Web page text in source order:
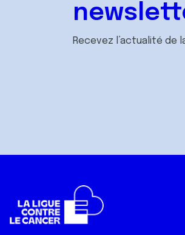
Recevez l’actualité de